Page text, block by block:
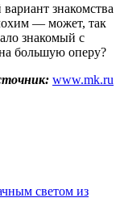
знакомства
— может, так
знакомый с
большую оперу?
www.mk.ru
светом из